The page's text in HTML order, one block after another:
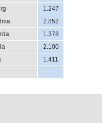
1.247
2.852
1.378
2.100
1.411